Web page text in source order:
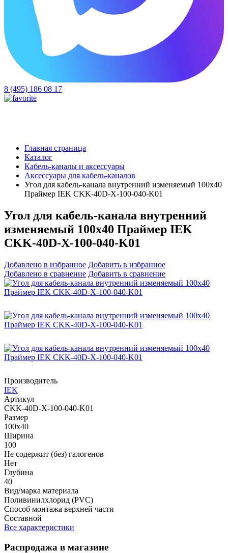
8 (495) 186 08 17
Главная страница
Каталог
Кабель-каналы и аксессуары
Аксессуары для кабель-каналов
Угол для кабель-канала внутренний изменяемый 100х40
Праймер IEK CKK-40D-X-100-040-K01
Угол для кабель-канала внутренний
изменяемый 100х40 Праймер IEK
CKK-40D-X-100-040-K01
Добавлено в избранное Добавить в избранное
Добавлено в сравнение Добавить в сравнение
Производитель
IEK
Артикул
CKK-40D-X-100-040-K01
Размер
100х40
Ширина
100
Не содержит (без) галогенов
Нет
Глубина
40
Вид/марка материала
Поливинилхлорид (PVC)
Способ монтажа верхней части
Составной
Все характеристики
Распродажа в магазине